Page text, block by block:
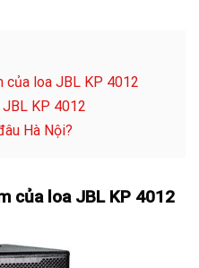
loa JBL KP 4012
KP 4012
Hà Nội?
của loa JBL KP 4012